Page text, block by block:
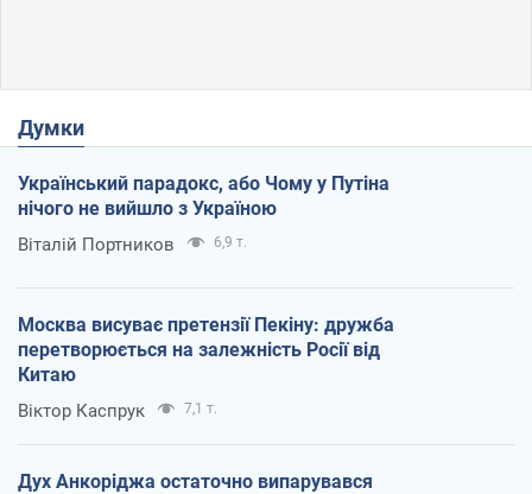
Думки
Український парадокс, або Чому у Путіна
нічого не вийшло з Україною
Віталій Портников 6,9 т.
Москва висуває претензії Пекіну: дружба
перетворюється на залежність Росії від
Китаю
Віктор Каспрук 7,1 т.
Дух Анкоріджа остаточно випарувався